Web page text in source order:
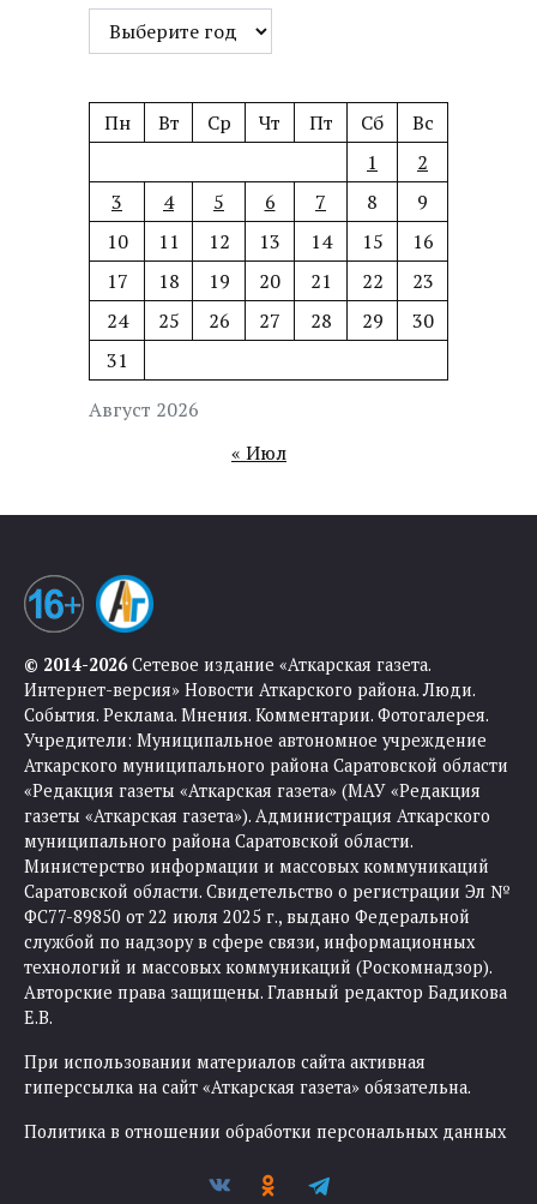
Август 2026
Пн Вт Ср Чт Пт Сб
Вс
1
2
3
4 5 6 7 8
9
10
11 12 13 14 15
16
17
18 19 20 21 22
23
24
25 26 27 28 29
30
31
« Июл
© 2014-2026Сетевое издание «Аткарская газета.
Интернет-версия» Новости Аткарского района. Люди.
События. Реклама. Мнения. Комментарии. Фотогалерея.
Учредители: Муниципальное автономное учреждение
Аткарского муниципального района Саратовской области
«Редакция газеты «Аткарская газета» (МАУ «Редакция
газеты «Аткарская газета»). Администрация Аткарского
муниципального района Саратовской области.
Министерство информации и массовых коммуникаций
Саратовской области. Свидетельство о регистрации Эл №
ФС77-89850 от 22 июля 2025 г., выдано Федеральной
службой по надзору в сфере связи, информационных
технологий и массовых коммуникаций (Роскомнадзор).
Авторские права защищены. Главный редактор Бадикова
Е.В.
При использовании материалов сайта активная
гиперссылка на сайт «Аткарская газета» обязательна.
Политика в отношении обработки персональных данных